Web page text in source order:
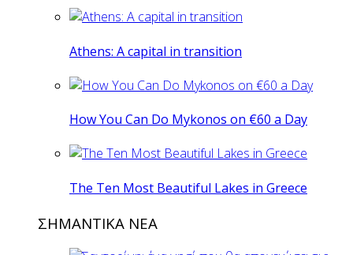
Athens: A capital in transition
How You Can Do Mykonos on €60 a Day
The Ten Most Beautiful Lakes in Greece
ΣΗΜΑΝΤΙΚΑ ΝΕΑ